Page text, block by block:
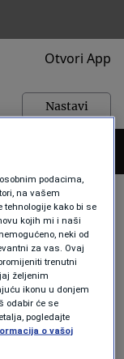
Otvori App
Nastavi
diva i
podacima,
na vašem
kako bi se
kojih mi i naši
neki od
za vas. Ovaj
trenutni
željenim
ikonu u donjem
odabir će se
pogledajte
o vašoj